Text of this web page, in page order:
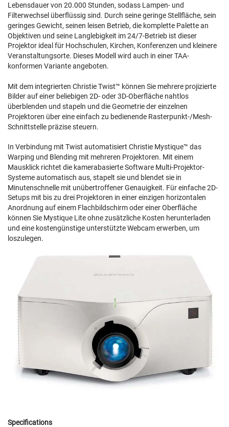
Lebensdauer von 20.000 Stunden, sodass Lampen- und
Filterwechsel überflüssig sind. Durch seine geringe Stellfläche, sein
geringes Gewicht, seinen leisen Betrieb, die komplette Palette an
Objektiven und seine Langlebigkeit im 24/7-Betrieb ist dieser
Projektor ideal für Hochschulen, Kirchen, Konferenzen und kleinere
Veranstaltungsorte. Dieses Modell wird auch in einer TAA-
konformen Variante angeboten.
Mit dem integrierten Christie Twist™ können Sie mehrere projizierte
Bilder auf einer beliebigen 2D- oder 3D-Oberfläche nahtlos
überblenden und stapeln und die Geometrie der einzelnen
Projektoren über eine einfach zu bedienende Rasterpunkt-/Mesh-
Schnittstelle präzise steuern.
In Verbindung mit Twist automatisiert Christie Mystique™ das
Warping und Blending mit mehreren Projektoren. Mit einem
Mausklick richtet die kamerabasierte Software Multi-Projektor-
Systeme automatisch aus, stapelt sie und blendet sie in
Minutenschnelle mit unübertroffener Genauigkeit. Für einfache 2D-
Setups mit bis zu drei Projektoren in einer einzigen horizontalen
Anordnung auf einem Flachbildschirm oder einer Oberfläche
können Sie Mystique Lite ohne zusätzliche Kosten herunterladen
und eine kostengünstige unterstützte Webcam erwerben, um
loszulegen.
Specifications